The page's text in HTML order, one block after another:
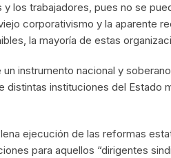
y los trabajadores, pues no se
corporativismo y la aparente
la mayoría de estas
instrumento nacional y
distintas instituciones del Estado
ejecución de las reformas
para aquellos “dirigentes